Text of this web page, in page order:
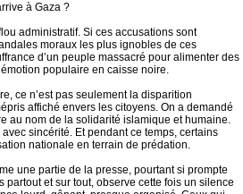
à Gaza ?
administratif. Si ces accusations sont
moraux les plus ignobles de ces
d’un peuple massacré pour alimenter des
populaire en caisse noire.
ce n’est pas seulement la disparition
affiché envers les citoyens. On a demandé
au nom de la solidarité islamique et humaine.
sincérité. Et pendant ce temps, certains
nationale en terrain de prédation.
une partie de la presse, pourtant si prompte
partout et sur tout, observe cette fois un silence